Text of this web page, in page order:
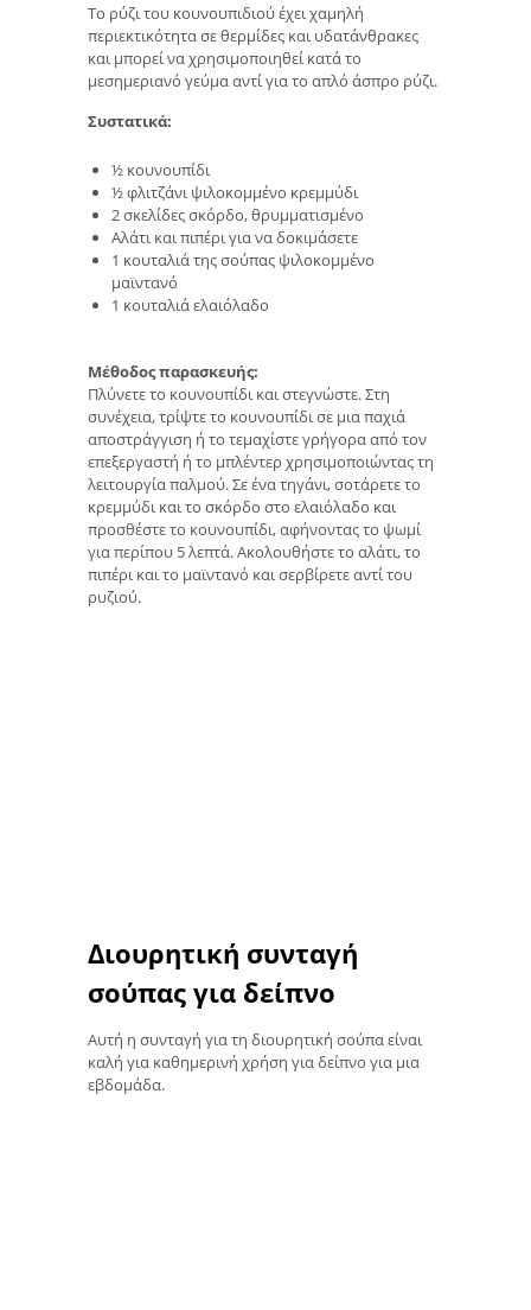
Το ρύζι του κουνουπιδιού έχει χαμηλή
περιεκτικότητα σε θερμίδες και υδατάνθρακες
και μπορεί να χρησιμοποιηθεί κατά το
μεσημεριανό γεύμα αντί για το απλό άσπρο ρύζι.
Συστατικά:
½ κουνουπίδι
½ φλιτζάνι ψιλοκομμένο κρεμμύδι
2 σκελίδες σκόρδο, θρυμματισμένο
Αλάτι και πιπέρι για να δοκιμάσετε
1 κουταλιά της σούπας ψιλοκομμένο
μαϊντανό
1 κουταλιά ελαιόλαδο
Μέθοδος παρασκευής:
Πλύνετε το κουνουπίδι και στεγνώστε. Στη
συνέχεια, τρίψτε το κουνουπίδι σε μια παχιά
αποστράγγιση ή το τεμαχίστε γρήγορα από τον
επεξεργαστή ή το μπλέντερ χρησιμοποιώντας τη
λειτουργία παλμού. Σε ένα τηγάνι, σοτάρετε το
κρεμμύδι και το σκόρδο στο ελαιόλαδο και
προσθέστε το κουνουπίδι, αφήνοντας το ψωμί
για περίπου 5 λεπτά. Ακολουθήστε το αλάτι, το
πιπέρι και το μαϊντανό και σερβίρετε αντί του
ρυζιού.
Διουρητική συνταγή
σούπας για δείπνο
Αυτή η συνταγή για τη διουρητική σούπα είναι
καλή για καθημερινή χρήση για δείπνο για μια
εβδομάδα.